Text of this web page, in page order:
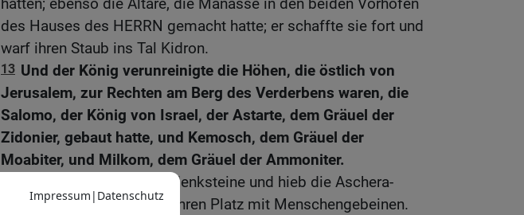
hatten; ebenso die Altäre, die Manasse in den beiden Vorhöfen
des Hauses des HERRN gemacht hatte; er schaffte sie fort und
warf ihren Staub ins Tal Kidron.
13 Und der König verunreinigte die Höhen, die östlich von
Jerusalem, zur Rechten am Berg des Verderbens waren, die
Salomo, der König von Israel, der Astarte, dem Gräuel der
Zidonier, gebaut hatte, und Kemosch, dem Gräuel der
Moabiter, und Milkom, dem Gräuel der Ammoniter.
Und er zerbrach die Gedenksteine und hieb die Aschera-
Standbilder um und füllte ihren Platz mit Menschengebeinen.